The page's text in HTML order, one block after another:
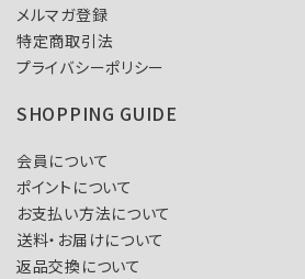
メルマガ登録
特定商取引法
プライバシーポリシー
SHOPPING GUIDE
会員について
ポイントについて
お支払い方法について
送料・お届けについて
返品交換について